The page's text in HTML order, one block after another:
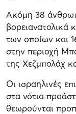
Ακόμη 38
βορειανατολικά
των οποίων και
στην περιοχή
της Χεζμπολάχ
Οι ισραηλινές
στα νότια
θεωρούνται